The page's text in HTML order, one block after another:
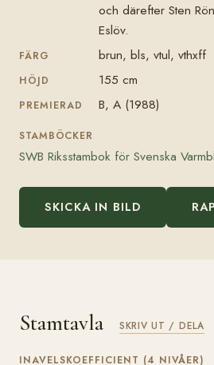
och därefter Sten
Eslöv.
FÄRG brun, bls, vtul, vthxff
HÖJD 155 cm
PREMIERAD B, A (1988)
STAMBÖCKER
SWB Riksstambok för Svenska
SKICKA IN BILD
Stamtavla SKRIV UT / DELA
INAVELSKOEFFICIENT (4 NIVÅER)